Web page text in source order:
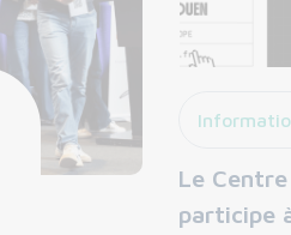
Le
participe